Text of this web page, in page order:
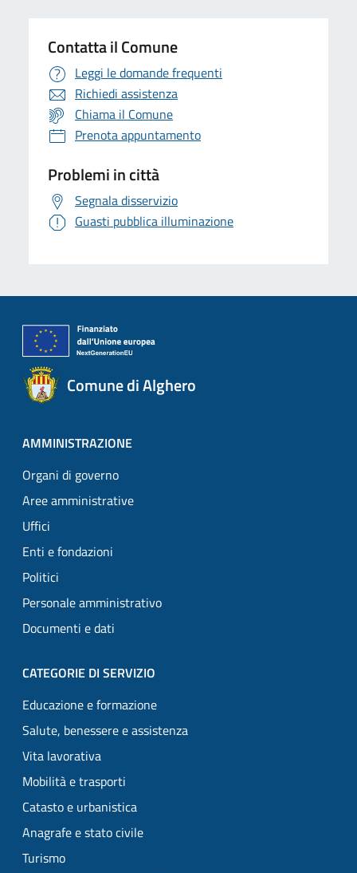
Contatta il Comune
Leggi le domande frequenti
Richiedi assistenza
Chiama il Comune
Prenota appuntamento
Problemi in città
Segnala disservizio
Guasti pubblica illuminazione
Comune di Alghero
AMMINISTRAZIONE
Organi di governo
Aree amministrative
Uffici
Enti e fondazioni
Politici
Personale amministrativo
Documenti e dati
CATEGORIE DI SERVIZIO
Educazione e formazione
Salute, benessere e assistenza
Vita lavorativa
Mobilità e trasporti
Catasto e urbanistica
Anagrafe e stato civile
Turismo